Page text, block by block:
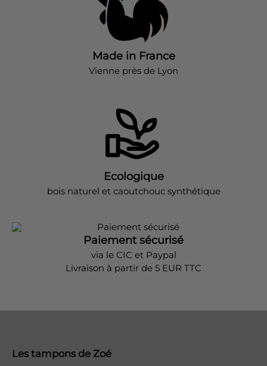
Made in France
Vienne près de Lyon
Ecologique
bois naturel et caoutchouc synthétique
Paiement sécurisé
via le CIC et Paypal
Livraison à partir de 5 EUR TTC
Les tampons de Zoé